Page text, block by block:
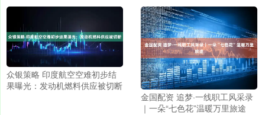
众银策略 印度航空空难初步结
果曝光：发动机燃料供应被切断
金国配资 追梦·一线职工风采录
｜一朵“七色花”温暖万里旅途